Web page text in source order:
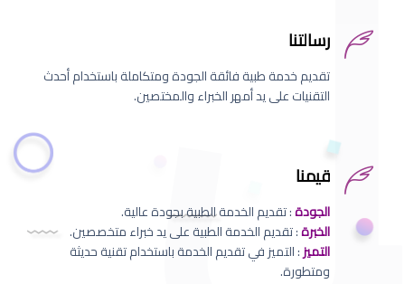
رسالتنا
تقديم خدمة طبية فائقة الجودة ومتكاملة باستخدام أحدث
التقنيات على يد أمهر الخبراء والمختصين.
قيمنا
الجودة: تقديم الخدمة الطبية بجودة عالية.
الخبرة: تقديم الخدمة الطبية على يد خبراء متخصصين.
التميز: التميز في تقديم الخدمة باستخدام تقنية حديثة
ومتطورة.